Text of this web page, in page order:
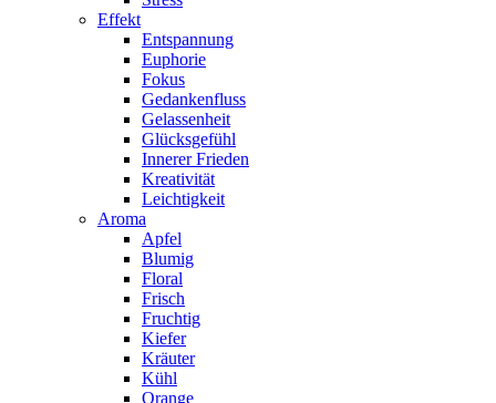
Effekt
Entspannung
Euphorie
Fokus
Gedankenfluss
Gelassenheit
Glücksgefühl
Innerer Frieden
Kreativität
Leichtigkeit
Aroma
Apfel
Blumig
Floral
Frisch
Fruchtig
Kiefer
Kräuter
Kühl
Orange